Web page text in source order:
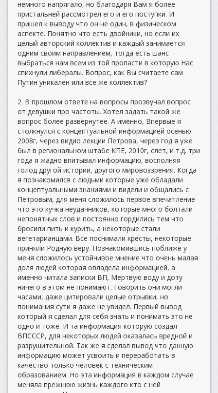
немного напрягало, но благодаря Вам я более
пристальней рассмотрел его и его поступки. И
пришел к выводу что он не один, в физическом
аспекте. Понятно что есть двойники, но если их
целый авторский коллектив и каждый занимается
одним своим направлением, тогда есть шанс
выбраться нам всем из той пропасти в которую Нас
спихнули либералы. Вопрос, как Вы считаете сам
Путин уникален или все же коллектив?
2. В прошлом ответе на вопросы прозвучал вопрос
от девушки про частоты. Хотел задать такой же
вопрос более развернутее. А именно, Впервые я
столкнулся с концептуальной информацией осенью
2008г, через видио лекции Петрова, через год я уже
был в региональном штабе КПЕ, 2010г, слет, и т.д. три
года я жадно впитывал информацию, восполняя
голод другой истории, другого мировоззрения. Когда
я познакомился с людьми которые уже обладали
концептуальными знаниями и видели и общались с
Петровым, для меня сложилось первое впечатление
что это кучка неудачников, которые много болтали
непонятных слов и постоянно гордились тем что
бросили пить и курить, а некоторые стали
вегетарианцами. Все поснимали кресты, некоторые
приняли Родную веру. Познакомившись поближе у
меня сложилось устойчивое мнение что очень малая
доля людей которая овладела информацией, а
именно читала записки ВП, Мертвую воду и доту
ничего в этом не понимают. Говорить они могли
часами, даже цитировали целые отрывки, но
понимания сути я даже не увидел. Первый вывод
который я сделал для себя знать и понимать это не
одно и тоже. И та информация которую создал
ВПСССР, для некоторых людей оказалась вредной и
разрушительной. Так же я сделал вывод что данную
информацию может усвоить и переработать в
качество только человек с техническим
образованием. Но эта информация в каждом случае
меняла прежнюю жизнь каждого кто с ней